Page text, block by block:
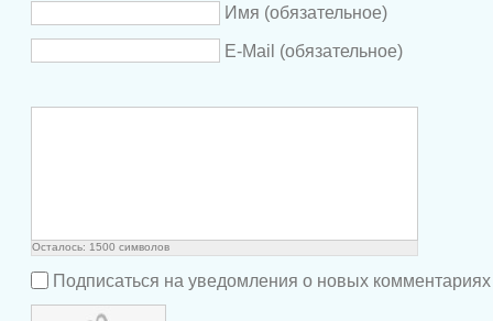
Имя (обязательное)
E-Mail (обязательное)
Осталось: 1500 символов
Подписаться на уведомления о новых комментариях